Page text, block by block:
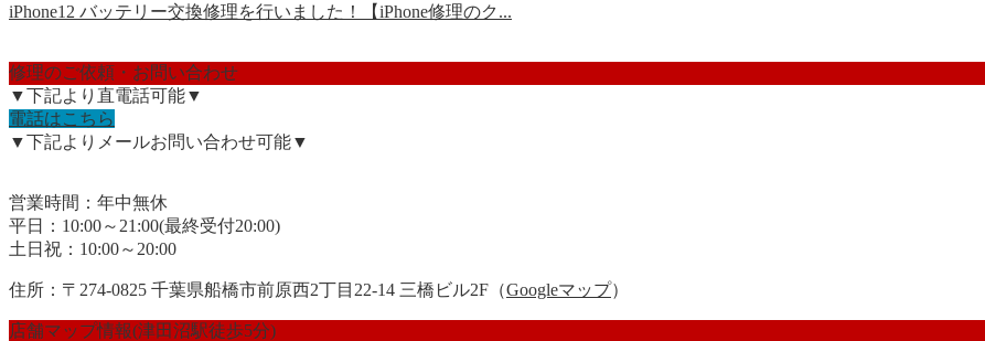
iPhone12 バッテリー交換修理を行いました！【iPhone修理のク...
修理のご依頼・お問い合わせ
▼下記より直電話可能▼
電話はこちら
▼下記よりメールお問い合わせ可能▼
営業時間：年中無休
平日：10:00～21:00(最終受付20:00)
土日祝：10:00～20:00
住所：〒274-0825 千葉県船橋市前原西2丁目22-14 三橋ビル2F（Googleマップ）
店舗マップ情報(津田沼駅徒歩5分)